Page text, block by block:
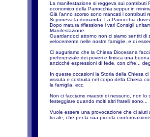
La manifestazione si reggeva sui contributi
economico della Parrocchia seppur in
Già l’anno scorso sono mancati i
Si poneva la domanda: La Parrocchia
Dopo matura riflessione i vari Consigli
Manifestazione.
Guardandoci attorno non ci siamo sentiti
velocemente nelle nostre famiglie, e di
Ci auguriamo che la Chiesa Diocesana
preferenziale dei poveri e finisca una
anzicchè espressioni di fede, con cifre...
In queste occasioni la Storia della Chiesa
vissuta e costruita nel corpo della Chiesa
la famiglia, ecc.
Non ci facciamo maestri di nessuno, non
festeggiare quando molti altri fratelli sono...
Vuole essere una provocazione che ci
locale, che per la sua piccola